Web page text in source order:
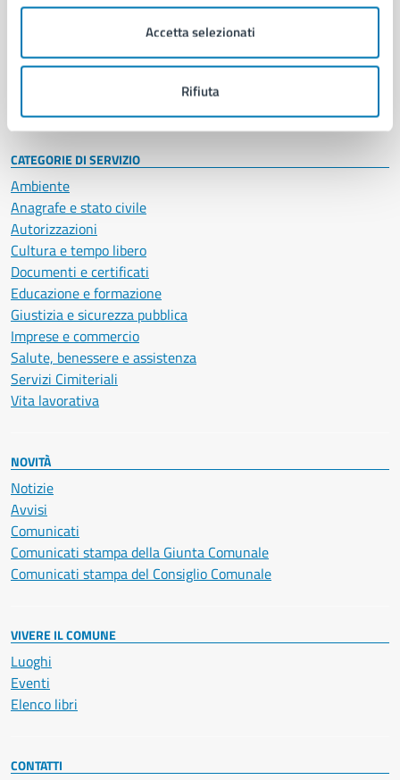
Accetta selezionati
Rifiuta
Enti e fondazioni
Personale amministrativo
Intranet, posta aziendale e protocollo
CATEGORIE DI SERVIZIO
Ambiente
Anagrafe e stato civile
Autorizzazioni
Cultura e tempo libero
Documenti e certificati
Educazione e formazione
Giustizia e sicurezza pubblica
Imprese e commercio
Salute, benessere e assistenza
Servizi Cimiteriali
Vita lavorativa
NOVITÀ
Notizie
Avvisi
Comunicati
Comunicati stampa della Giunta Comunale
Comunicati stampa del Consiglio Comunale
VIVERE IL COMUNE
Luoghi
Eventi
Elenco libri
CONTATTI